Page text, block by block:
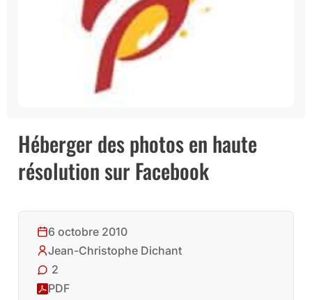
Héberger des photos en haute
résolution sur Facebook
6 octobre 2010
Jean-Christophe Dichant
2
PDF